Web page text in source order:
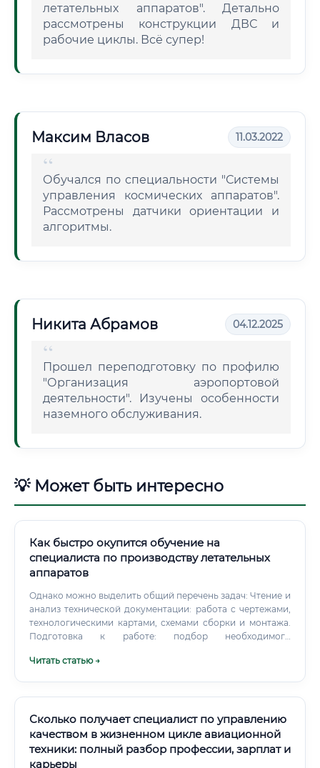
летательных аппаратов". Детально
рассмотрены конструкции ДВС и
рабочие циклы. Всё супер!
Максим Власов 11.03.2022
Обучался по специальности "Системы
управления космических аппаратов".
Рассмотрены датчики ориентации и
алгоритмы.
Никита Абрамов 04.12.2025
Прошел переподготовку по профилю
"Организация аэропортовой
деятельности". Изучены особенности
наземного обслуживания.
💡 Может быть интересно
Как быстро окупится обучение на
специалиста по производству летательных
аппаратов
Однако можно выделить общий перечень задач: Чтение и
анализ технической документации: работа с чертежами,
технологическими картами, схемами сборки и монтажа.
Подготовка к работе: подбор необходимого
оборудования. Сборка узлов и агрегатов: соединение
Читать статью →
Сколько получает специалист по управлению
качеством в жизненном цикле авиационной
техники: полный разбор профессии, зарплат и
карьеры